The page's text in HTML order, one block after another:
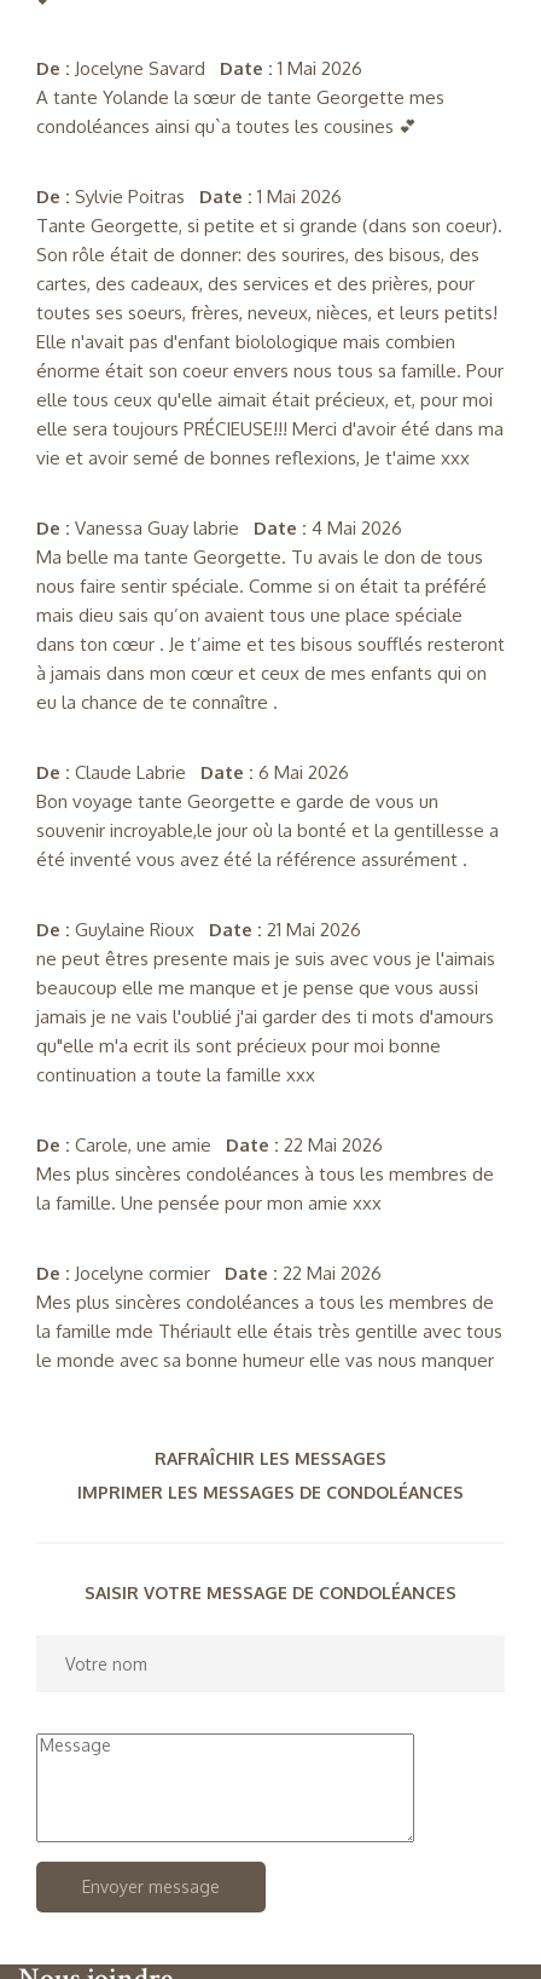
De : Jocelyne Savard Date : 1 Mai 2026
A tante Yolande la sœur de tante Georgette mes
condoléances ainsi qu`a toutes les cousines 💕
De : Sylvie Poitras Date : 1 Mai 2026
Tante Georgette, si petite et si grande (dans son coeur).
Son rôle était de donner: des sourires, des bisous, des
cartes, des cadeaux, des services et des prières, pour
toutes ses soeurs, frères, neveux, nièces, et leurs petits!
Elle n'avait pas d'enfant biolologique mais combien
énorme était son coeur envers nous tous sa famille. Pour
elle tous ceux qu'elle aimait était précieux, et, pour moi
elle sera toujours PRÉCIEUSE!!! Merci d'avoir été dans ma
vie et avoir semé de bonnes reflexions, Je t'aime xxx
De : Vanessa Guay labrie Date : 4 Mai 2026
Ma belle ma tante Georgette. Tu avais le don de tous
nous faire sentir spéciale. Comme si on était ta préféré
mais dieu sais qu’on avaient tous une place spéciale
dans ton cœur . Je t’aime et tes bisous soufflés resteront
à jamais dans mon cœur et ceux de mes enfants qui on
eu la chance de te connaître .
De : Claude Labrie Date : 6 Mai 2026
Bon voyage tante Georgette e garde de vous un
souvenir incroyable,le jour où la bonté et la gentillesse a
été inventé vous avez été la référence assurément .
De : Guylaine Rioux Date : 21 Mai 2026
ne peut êtres presente mais je suis avec vous je l'aimais
beaucoup elle me manque et je pense que vous aussi
jamais je ne vais l'oublié j'ai garder des ti mots d'amours
qu"elle m'a ecrit ils sont précieux pour moi bonne
continuation a toute la famille xxx
De : Carole, une amie Date : 22 Mai 2026
Mes plus sincères condoléances à tous les membres de
la famille. Une pensée pour mon amie xxx
De : Jocelyne cormier Date : 22 Mai 2026
Mes plus sincères condoléances a tous les membres de
la famille mde Thériault elle étais très gentille avec tous
le monde avec sa bonne humeur elle vas nous manquer
RAFRAÎCHIR LES MESSAGES
IMPRIMER LES MESSAGES DE CONDOLÉANCES
SAISIR VOTRE MESSAGE DE CONDOLÉANCES